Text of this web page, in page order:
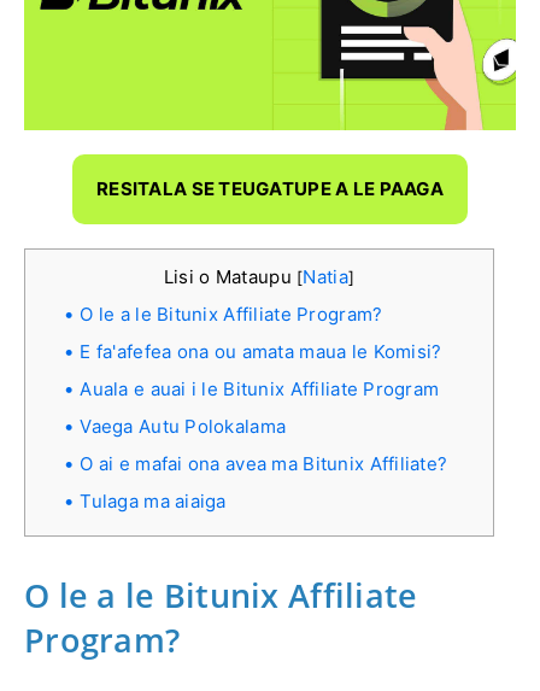
RESITALA SE TEUGATUPE A LE PAAGA
Lisi o Mataupu [Natia]
O le a le Bitunix Affiliate Program?
E fa'afefea ona ou amata maua le Komisi?
Auala e auai i le Bitunix Affiliate Program
Vaega Autu Polokalama
O ai e mafai ona avea ma Bitunix Affiliate?
Tulaga ma aiaiga
O le a le Bitunix Affiliate
Program?